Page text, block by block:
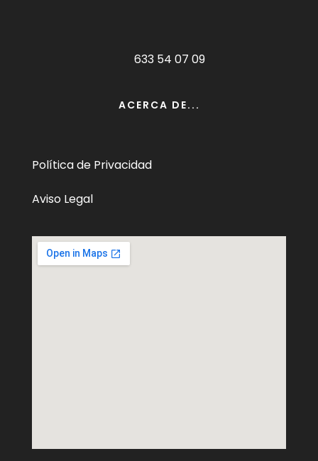
633 54 07 09
ACERCA DE...
Política de Privacidad
Aviso Legal